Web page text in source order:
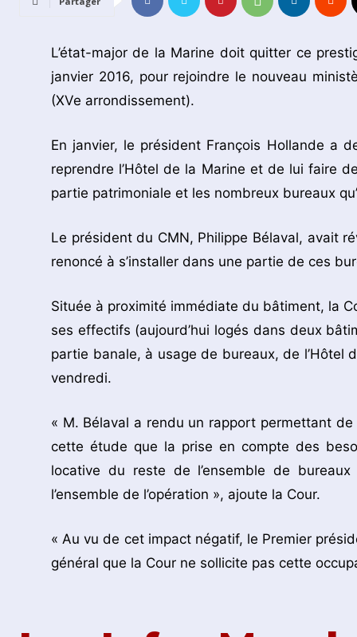
L’état-major de la Marine doit quitter ce
janvier 2016, pour rejoindre le nouveau
(XVe arrondissement).
En janvier, le président François Hollande a
reprendre l’Hôtel de la Marine et de lui faire
partie patrimoniale et les nombreux bureaux
Le président du CMN, Philippe Bélaval, avait
renoncé à s’installer dans une partie de ces
Située à proximité immédiate du bâtiment, la
ses effectifs (aujourd’hui logés dans deux
partie banale, à usage de bureaux, de l’Hôtel
vendredi.
« M. Bélaval a rendu un rapport permettant
cette étude que la prise en compte des
locative du reste de l’ensemble de
l’ensemble de l’opération », ajoute la Cour.
« Au vu de cet impact négatif, le Premier
général que la Cour ne sollicite pas cette